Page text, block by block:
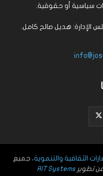
سياسية أو حقوقية.
الإدارة: هديل صالح كامل.
الثقافية والتنموية، جميع
تطوير AIT Systems